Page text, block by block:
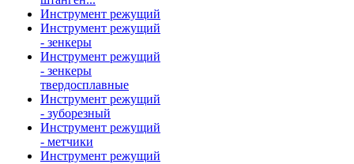
Инструмент режущий
Инструмент режущий
- зенкеры
Инструмент режущий
- зенкеры
твердосплавные
Инструмент режущий
- зуборезный
Инструмент режущий
- метчики
Инструмент режущий